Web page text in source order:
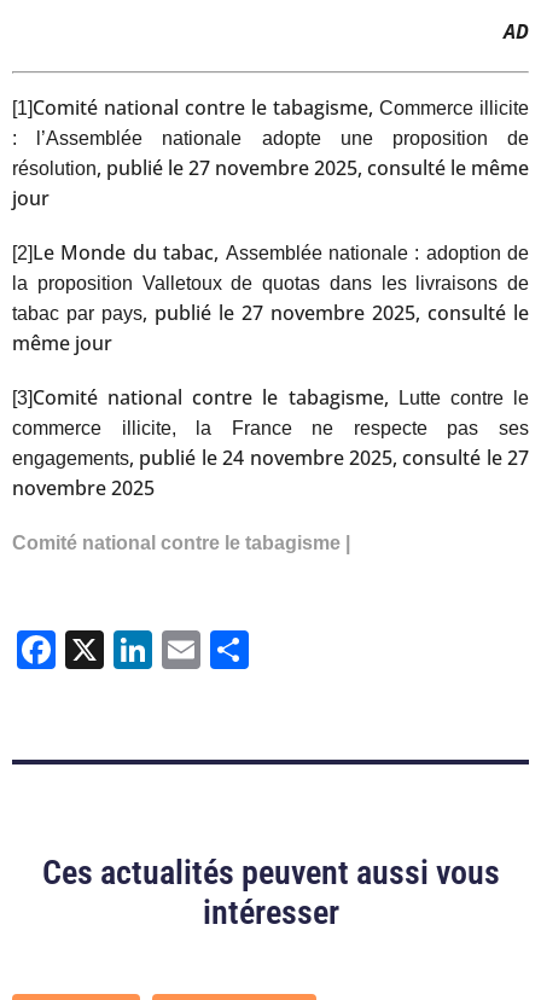
AD
[1]Comité national contre le tabagisme, Commerce illicite
: l’Assemblée nationale adopte une proposition de
résolution, publié le 27 novembre 2025, consulté le même
jour
[2]Le Monde du tabac, Assemblée nationale : adoption de
la proposition Valletoux de quotas dans les livraisons de
tabac par pays, publié le 27 novembre 2025, consulté le
même jour
[3]Comité national contre le tabagisme,
Lutte contre le
commerce illicite, la France ne respecte pas ses
engagements, publié le 24 novembre 2025, consulté le 27
novembre 2025
Comité national contre le tabagisme |
Facebook
X LinkedIn
Email
Ces actualités peuvent aussi vous
intéresser